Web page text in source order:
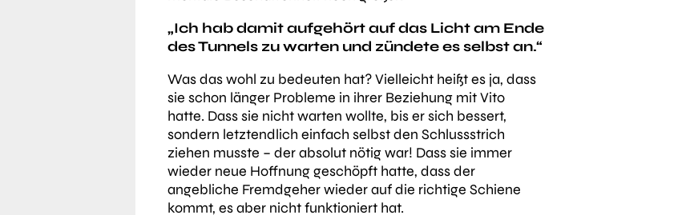
„Ich hab damit aufgehört auf das Licht am Ende
des Tunnels zu warten und zündete es selbst an.“
Was das wohl zu bedeuten hat? Vielleicht heißt es ja, dass
sie schon länger Probleme in ihrer Beziehung mit Vito
hatte. Dass sie nicht warten wollte, bis er sich bessert,
sondern letztendlich einfach selbst den Schlussstrich
ziehen musste – der absolut nötig war! Dass sie immer
wieder neue Hoffnung geschöpft hatte, dass der
angebliche Fremdgeher wieder auf die richtige Schiene
kommt, es aber nicht funktioniert hat.